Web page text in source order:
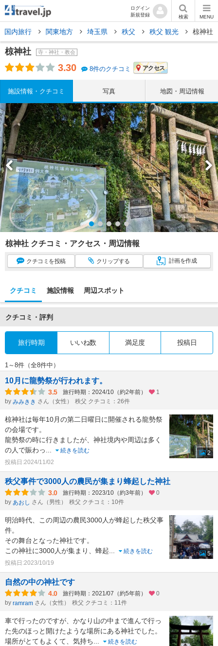
ログイン
新規登録
検索 MENU
国内旅行 関東地方 埼玉県 秩父 秩父 観光 椋神社
椋神社 寺・神社・教会
3.30 8件のクチコミ アクセス
施設情報・クチコミ 写真 地図・周辺情報
椋神社 クチコミ・アクセス・周辺情報
クチコミ を投稿 クリップする 計画を作成
クチコミ 施設情報 周辺スポット
クチコミ・評判
旅行時期 いいね数 満足度 投稿日
1～8件（全8件中）
10月に龍勢祭が行われます。
3.5 旅行時期：2024/10（約2年前）
1
by みみきき さん（女性） 秩父 クチコミ：26件
椋神社は毎年10月の第二日曜日に開催される龍勢祭
の会場です。
龍勢祭の時に行きましたが、神社境内や周辺は多く
の人で賑わっ...
続きを読む
投稿日:2024/11/02
2
秩父事件で3000人の農民が集まり蜂起した神社
3.0 旅行時期：2023/10（約3年前）
0
by あおし さん（男性） 秩父 クチコミ：10件
明治時代、この周辺の農民3000人が蜂起した秩父事
件。
その舞台となった神社です。
この神社に3000人が集まり、蜂起...
続きを読む
投稿日:2023/10/19
5
自然の中の神社です
4.0 旅行時期：2021/07（約5年前）
0
by ramram さん（女性） 秩父 クチコミ：11件
車で行ったのですが、かなり山の中まで進んで行っ
た先のほっと開けたような場所にある神社でした。
場所がとてもよくて、気持ち...
続きを読む